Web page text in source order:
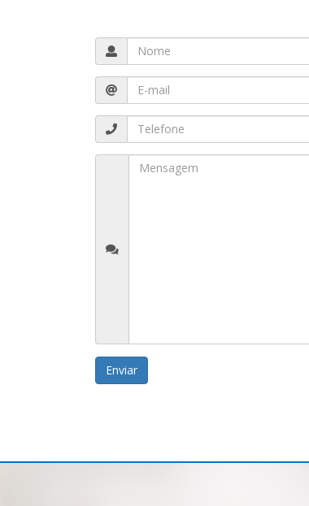
Enviar